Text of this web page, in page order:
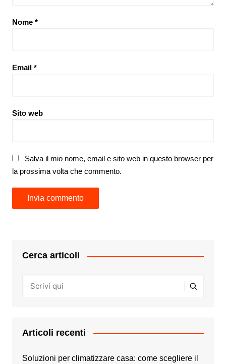
Nome *
Email *
Sito web
Salva il mio nome, email e sito web in questo browser per
la prossima volta che commento.
Cerca articoli
Articoli recenti
Soluzioni per climatizzare casa: come scegliere il